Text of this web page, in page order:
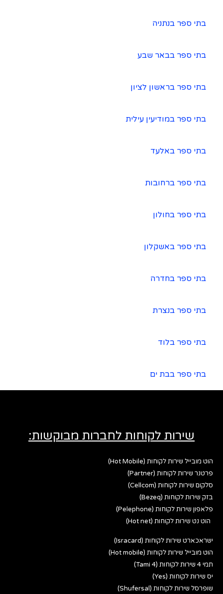
בתי ספר בנתניה
בתי ספר בבאר שבע
בתי ספר בראשון לציון
בתי ספר במודיעין עילית
בתי ספר באלעד
בתי ספר ברחובות
בתי ספר בחולון
בתי ספר באשקלון
בתי ספר בחדרה
בתי ספר בנצרת
בתי ספר בלוד
בתי ספר בבת ים
שירות לקוחות לחברות מבוקשות:
הוט מובייל שירות לקוחות (Hot Mobile)
פרטנר שירות לקוחות (Partner)
סלקום שירות לקוחות (Cellcom)
בזק שירות לקוחות (Bezeq)
פלאפון שירות לקוחות (Pelephone)
הוט נט שירות לקוחות (Hot net)
ישראכארט שירות לקוחות (Isracard)
הוט מובייל שירות לקוחות (Hot mobile)
תמי 4 שירות לקוחות (Tami 4)
יס שירות לקוחות (Yes)
שופרסל שירות לקוחות (Shufersal)